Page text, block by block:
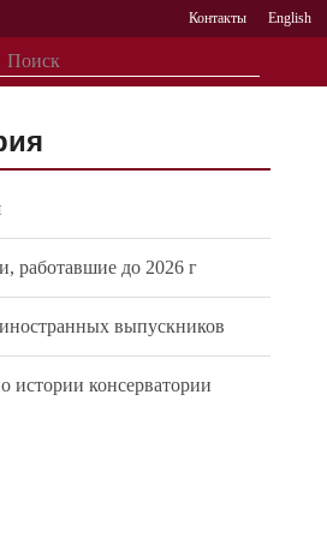
Контакты English
работавшие до 2026 г
выпускников
истории консерватории